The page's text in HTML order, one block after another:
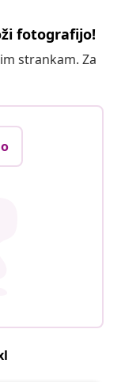
fotografijo!
strankam. Za